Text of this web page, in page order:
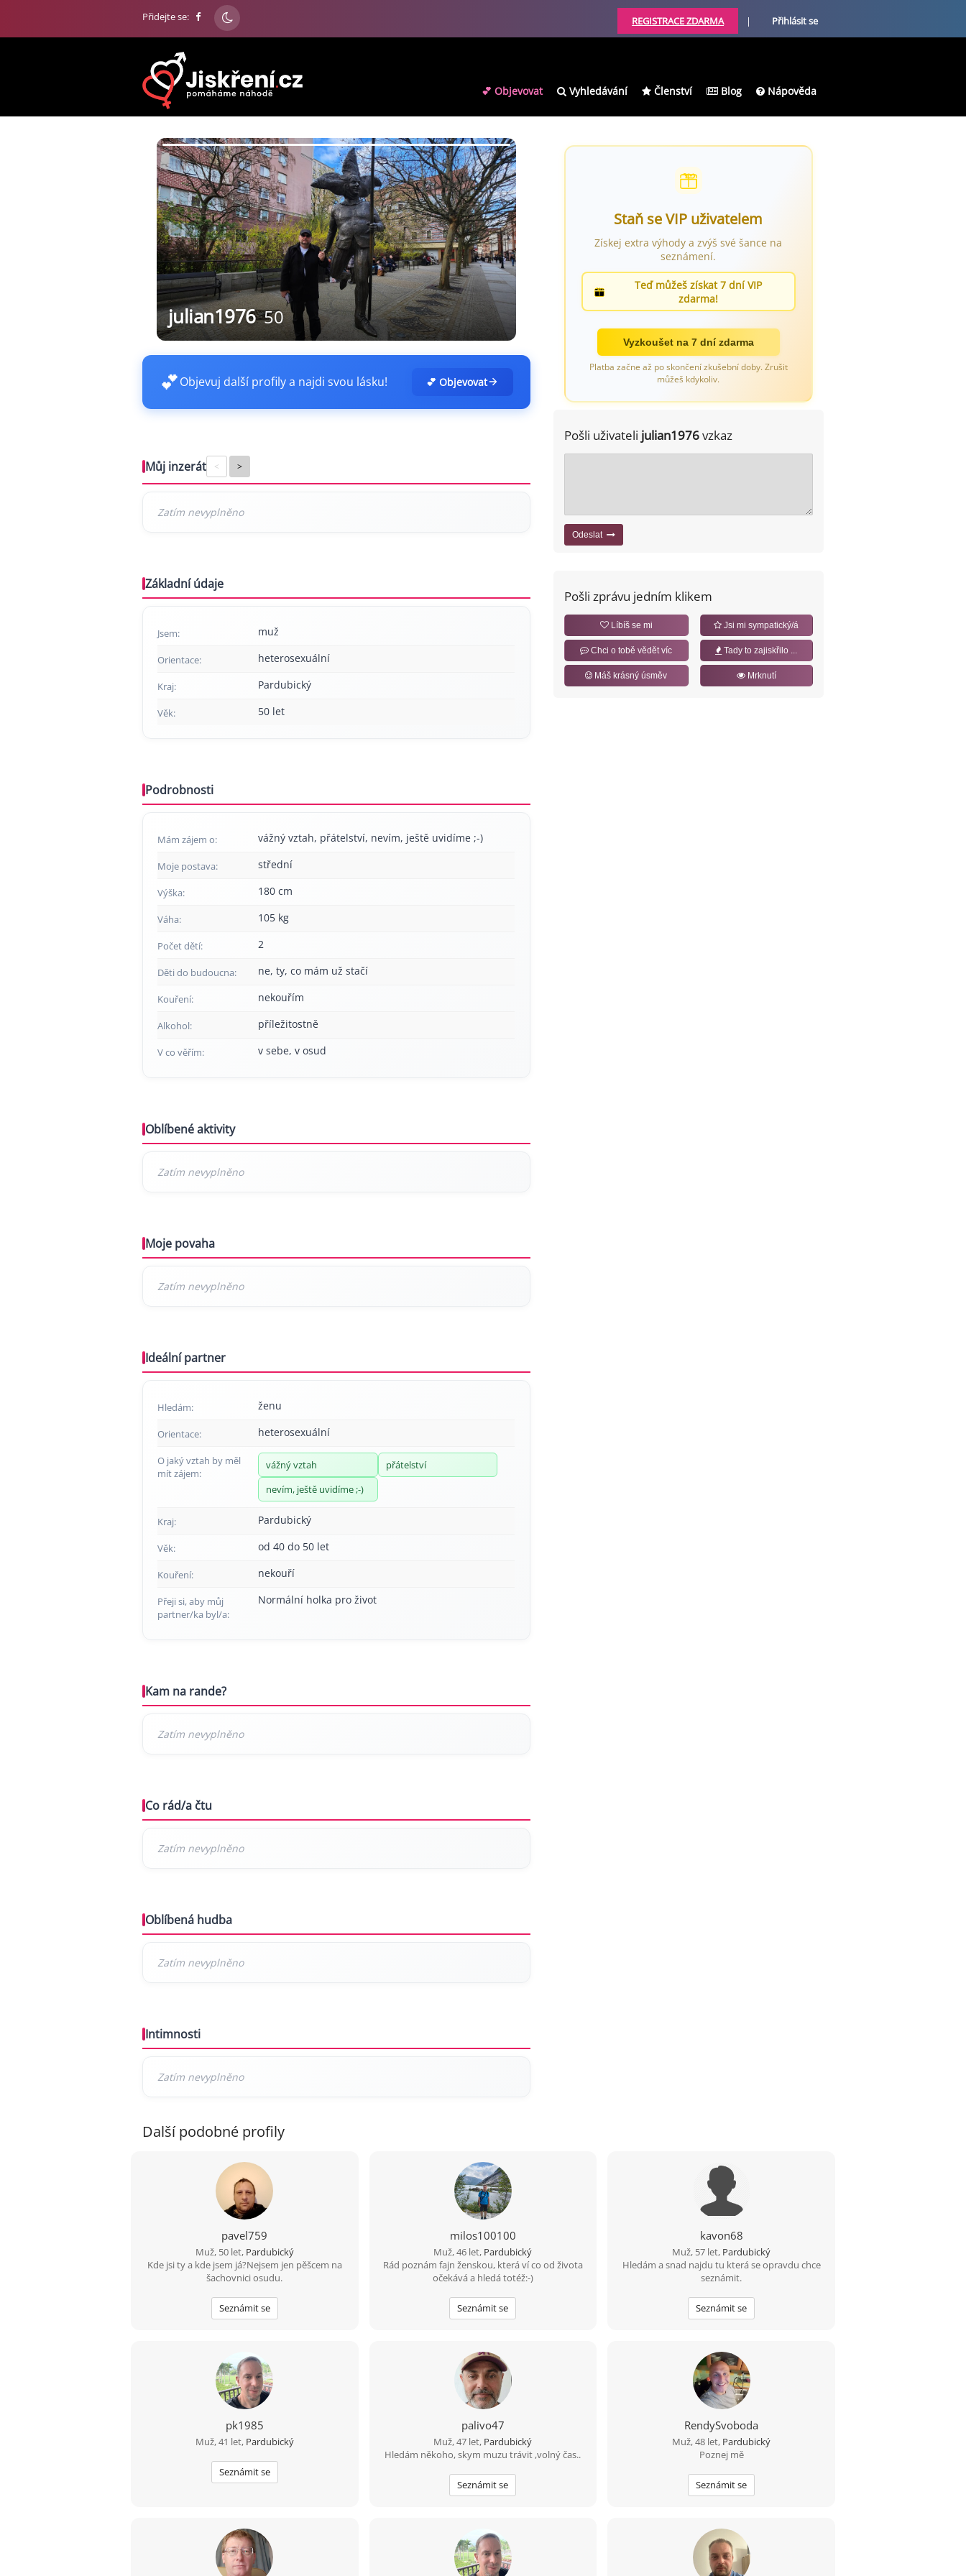
Přidejte se: REGISTRACE ZDARMA | Přihlásit se
💕 Objevovat Vyhledávání Členství Blog Nápověda
julian1976 50
💕Objevuj další profily a najdi svou lásku! 💕 Objevovat
Můj inzerát < >
Základní údaje
Jsem: muž
Orientace: heterosexuální
Kraj: Pardubický
Věk: 50 let
Podrobnosti
Mám zájem o: vážný vztah, přátelství, nevím, ještě uvidíme ;-)
Moje postava: střední
Výška: 180 cm
Váha: 105 kg
Počet dětí: 2
Děti do budoucna: ne, ty, co mám už stačí
Kouření: nekouřím
Alkohol: příležitostně
V co věřím: v sebe, v osud
Oblíbené aktivity
Moje povaha
Ideální partner
Hledám: ženu
Orientace: heterosexuální
O jaký vztah by měl
mít zájem:
vážný vztah
přátelství
nevím, ještě uvidíme ;-)
Kraj: Pardubický
Věk: od 40 do 50 let
Kouření: nekouří
Přeji si, aby můj
partner/ka byl/a:
Normální holka pro život
Kam na rande?
Co rád/a čtu
Oblíbená hudba
Intimnosti
Staň se VIP uživatelem
Získej extra výhody a zvýš své šance na
seznámení.
Teď můžeš získat 7 dní VIP
zdarma!
Vyzkoušet na 7 dní zdarma
Platba začne až po skončení zkušební doby. Zrušit
můžeš kdykoliv.
Pošli uživateli julian1976vzkaz
Odeslat
Pošli zprávu jedním klikem
Líbíš se mi Jsi mi sympatický/á
Chci o tobě vědět víc Tady to zajiskřilo ...
Máš krásný úsměv Mrknutí
Další podobné profily
pavel759
Muž, 50 let, Pardubický
Kde jsi ty a kde jsem já?Nejsem jen pěšcem na
šachovnici osudu.
Seznámit se
milos100100
Muž, 46 let, Pardubický
Rád poznám fajn ženskou, která ví co od života
očekává a hledá totéž:-)
Seznámit se
kavon68
Muž, 57 let, Pardubický
Hledám a snad najdu tu která se opravdu chce
seznámit.
Seznámit se
pk1985
Muž, 41 let, Pardubický
Seznámit se
palivo47
Muž, 47 let, Pardubický
Hledám někoho, skym muzu trávit ,volný čas..
Seznámit se
RendySvoboda
Muž, 48 let, Pardubický
Poznej mě
Seznámit se